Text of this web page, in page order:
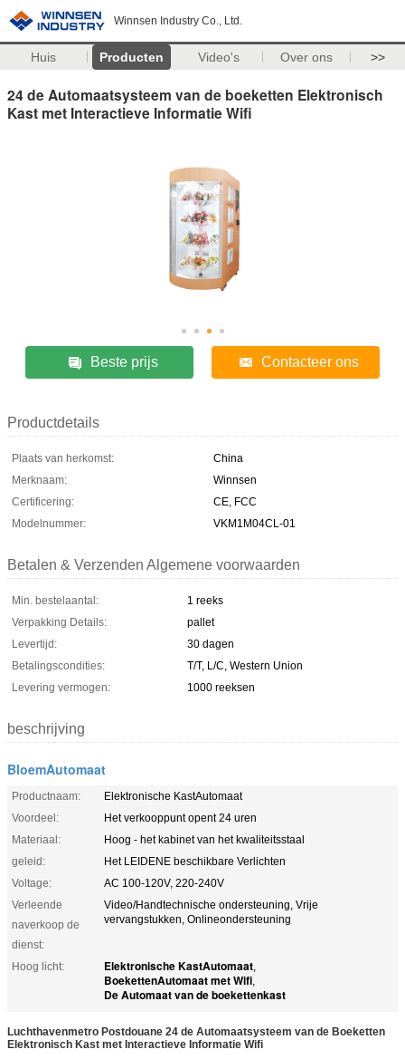
Winnsen Industry Co., Ltd.
Huis Producten Video's Over ons >>
24 de Automaatsysteem van de boeketten Elektronisch
Kast met Interactieve Informatie Wifi
Beste prijs Contacteer ons
Productdetails
Plaats van herkomst:
China
Merknaam:
Winnsen
Certificering:
CE, FCC
Modelnummer:
VKM1M04CL-01
Betalen & Verzenden Algemene voorwaarden
Min. bestelaantal:
1 reeks
Verpakking Details:
pallet
Levertijd:
30 dagen
Betalingscondities:
T/T, L/C, Western Union
Levering vermogen:
1000 reeksen
beschrijving
BloemAutomaat
Productnaam:
Elektronische KastAutomaat
Voordeel:
Het verkooppunt opent 24 uren
Materiaal:
Hoog - het kabinet van het kwaliteitsstaal
geleid:
Het LEIDENE beschikbare Verlichten
Voltage:
AC 100-120V, 220-240V
Verleende
naverkoop de
dienst:
Video/Handtechnische ondersteuning, Vrije
vervangstukken, Onlineondersteuning
Hoog licht: Elektronische KastAutomaat,
BoekettenAutomaat met Wifi,
De Automaat van de boekettenkast
Luchthavenmetro Postdouane 24 de Automaatsysteem van de Boeketten
Elektronisch Kast met Interactieve Informatie Wifi